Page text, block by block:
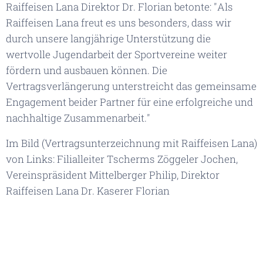
Raiffeisen Lana Direktor Dr. Florian betonte: "Als
Raiffeisen Lana freut es uns besonders, dass wir
durch unsere langjährige Unterstützung die
wertvolle Jugendarbeit der Sportvereine weiter
fördern und ausbauen können. Die
Vertragsverlängerung unterstreicht das gemeinsame
Engagement beider Partner für eine erfolgreiche und
nachhaltige Zusammenarbeit."
Im Bild (Vertragsunterzeichnung mit Raiffeisen Lana)
von Links: Filialleiter Tscherms Zöggeler Jochen,
Vereinspräsident Mittelberger Philip, Direktor
Raiffeisen Lana Dr. Kaserer Florian